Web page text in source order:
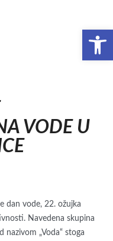
Open toolbar
VODE U
dan vode, 22. ožujka
Navedena skupina
„Voda“ stoga